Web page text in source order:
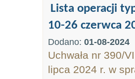
Lista operacji
10-26 czerwca
Dodano: 01-08-2024
Uchwała nr 390/
lipca 2024 r. w